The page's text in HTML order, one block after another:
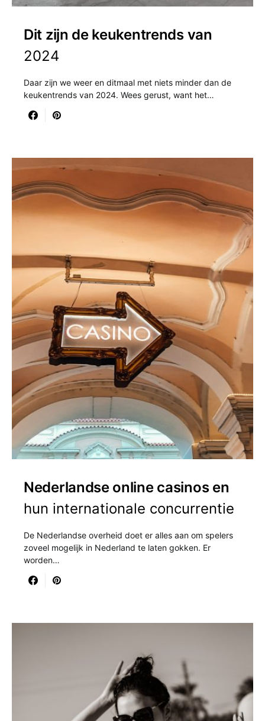
Dit zijn de keukentrends van
2024
Daar zijn we weer en ditmaal met niets minder dan de
keukentrends van 2024. Wees gerust, want het…
Nederlandse online casinos en
hun internationale concurrentie
De Nederlandse overheid doet er alles aan om spelers
zoveel mogelijk in Nederland te laten gokken. Er
worden…